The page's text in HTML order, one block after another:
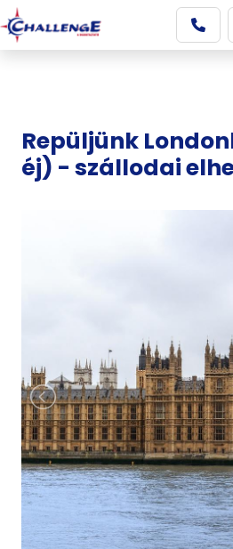
Repüljünk
éj) - szállodai